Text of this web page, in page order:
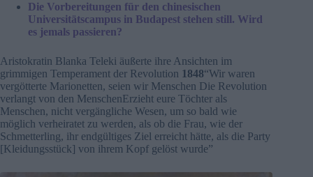
Die Vorbereitungen für den chinesischen
Universitätscampus in Budapest stehen still. Wird
es jemals passieren?
Aristokratin Blanka Teleki äußerte ihre Ansichten im
grimmigen Temperament der Revolution 1848“Wir waren
vergötterte Marionetten, seien wir Menschen Die Revolution
verlangt von den MenschenErzieht eure Töchter als
Menschen, nicht vergängliche Wesen, um so bald wie
möglich verheiratet zu werden, als ob die Frau, wie der
Schmetterling, ihr endgültiges Ziel erreicht hätte, als die Party
[Kleidungsstück] von ihrem Kopf gelöst wurde”